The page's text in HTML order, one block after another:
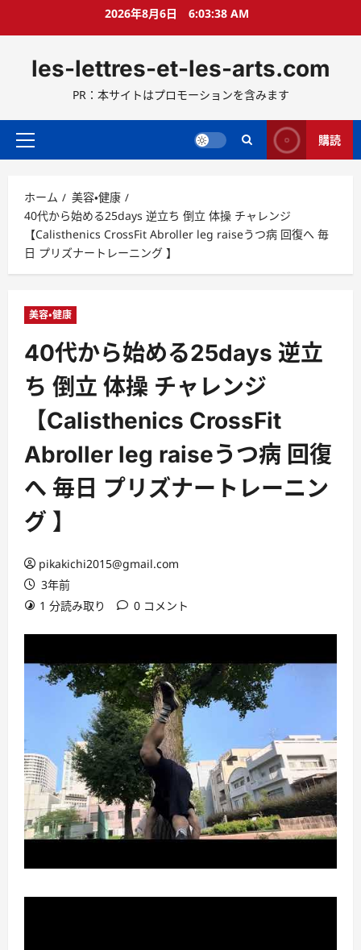
ス
ッ
2026年8月6日 6:03:40 AM
les-lettres-et-les-arts.com
PR：本サイトはプロモーションを含みます
メ
メ
ニ
ュ
ー
購読
ホーム
美容・健康
40代から始める25days 逆立ち 倒立 体操 チャレンジ
【Calisthenics CrossFit Abroller leg raiseうつ病 回復へ 毎
日 プリズナートレーニング 】
美容・健康
40代から始める25days 逆立
ち 倒立 体操 チャレンジ
【Calisthenics CrossFit
Abroller leg raiseうつ病 回復
へ 毎日 プリズナートレーニン
グ 】
pikakichi2015@gmail.com
3年前
1 分読み取り
0 コメント